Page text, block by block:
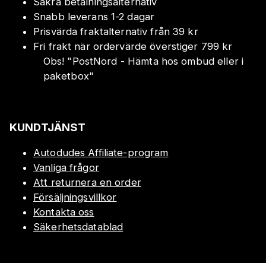
Snabb leverans 1-2 dagar
Prisvärda fraktalternativ från 39 kr
Fri frakt när ordervärde överstiger 799 kr
Obs! "PostNord - Hämta hos ombud eller i
paketbox"
KUNDTJÄNST
Autodudes Affiliate-program
Vanliga frågor
Att returnera en order
Försäljningsvillkor
Kontakta oss
Säkerhetsdatablad